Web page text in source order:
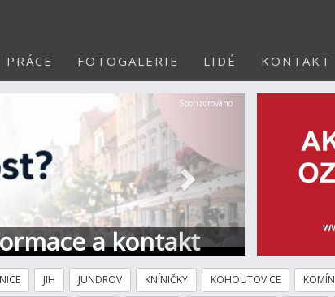
PRÁCE FOTOGALERIE LIDÉ KONTAKT
a kontakt
Další
Sponzorováno
JIH JUNDROV KNÍNIČKY KOHOUTOVICE KOMÍN